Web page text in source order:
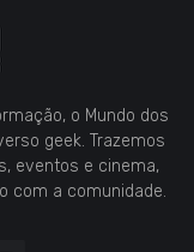
o Mundo dos
geek. Trazemos
eventos e cinema,
com a comunidade.